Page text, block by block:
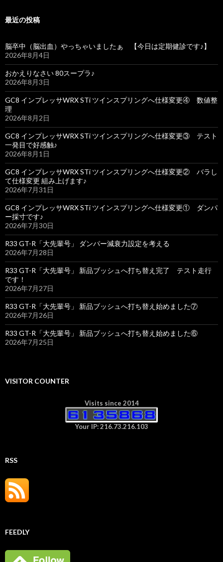
最近の投稿
脳卒中（脳出血）やっちゃいましたぁ 【今日は定期健診です♪】
2026年8月4日
おかえりなさい 80スープラ♪
2026年8月3日
GC8 インプレッサWRX STi ツインスプリングへ仕様変更④ 数値整
理
2026年8月2日
GC8 インプレッサWRX STi ツインスプリングへ仕様変更③ テスト
一発目で好感触♪
2026年8月1日
GC8 インプレッサWRX STi ツインスプリングへ仕様変更② バラし
て仕様変更 組み上げます♪
2026年7月31日
GC8 インプレッサWRX STi ツインスプリングへ仕様変更① ダンパ
ー採寸です♪
2026年7月30日
R33 GT-R「大先輩号」 ダンパー減衰力設定を考える
2026年7月28日
R33 GT-R「大先輩号」 新品ブッシュへ打ち替え完了 テスト走行
です！
2026年7月27日
R33 GT-R「大先輩号」 新品ブッシュへ打ち替え始めました⑦
2026年7月26日
R33 GT-R「大先輩号」 新品ブッシュへ打ち替え始めました⑥
2026年7月25日
VISITOR COUNTER
Visits since 2014
Your IP: 216.73.216.103
RSS
FEEDLY